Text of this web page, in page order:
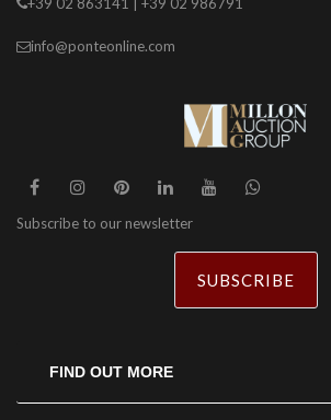
info@ponteonline.com
Subscribe to our newsletter
SUBSCRIBE
FIND OUT MORE